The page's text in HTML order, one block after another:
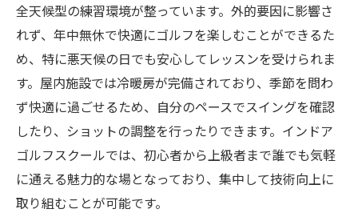
全天候型の練習環境が整っています。外的要因に影響さ
れず、年中無休で快適にゴルフを楽しむことができるた
め、特に悪天候の日でも安心してレッスンを受けられま
す。屋内施設では冷暖房が完備されており、季節を問わ
ず快適に過ごせるため、自分のペースでスイングを確認
したり、ショットの調整を行ったりできます。インドア
ゴルフスクールでは、初心者から上級者まで誰でも気軽
に通える魅力的な場となっており、集中して技術向上に
取り組むことが可能です。